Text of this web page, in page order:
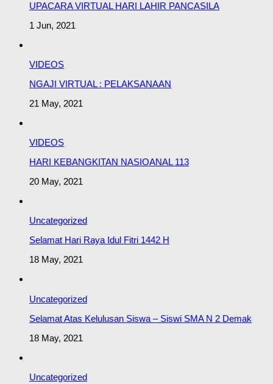
UPACARA VIRTUAL HARI LAHIR PANCASILA
1 Jun, 2021
VIDEOS
NGAJI VIRTUAL : PELAKSANAAN
21 May, 2021
VIDEOS
HARI KEBANGKITAN NASIOANAL 113
20 May, 2021
Uncategorized
Selamat Hari Raya Idul Fitri 1442 H
18 May, 2021
Uncategorized
Selamat Atas Kelulusan Siswa – Siswi SMA N 2 Demak
18 May, 2021
Uncategorized